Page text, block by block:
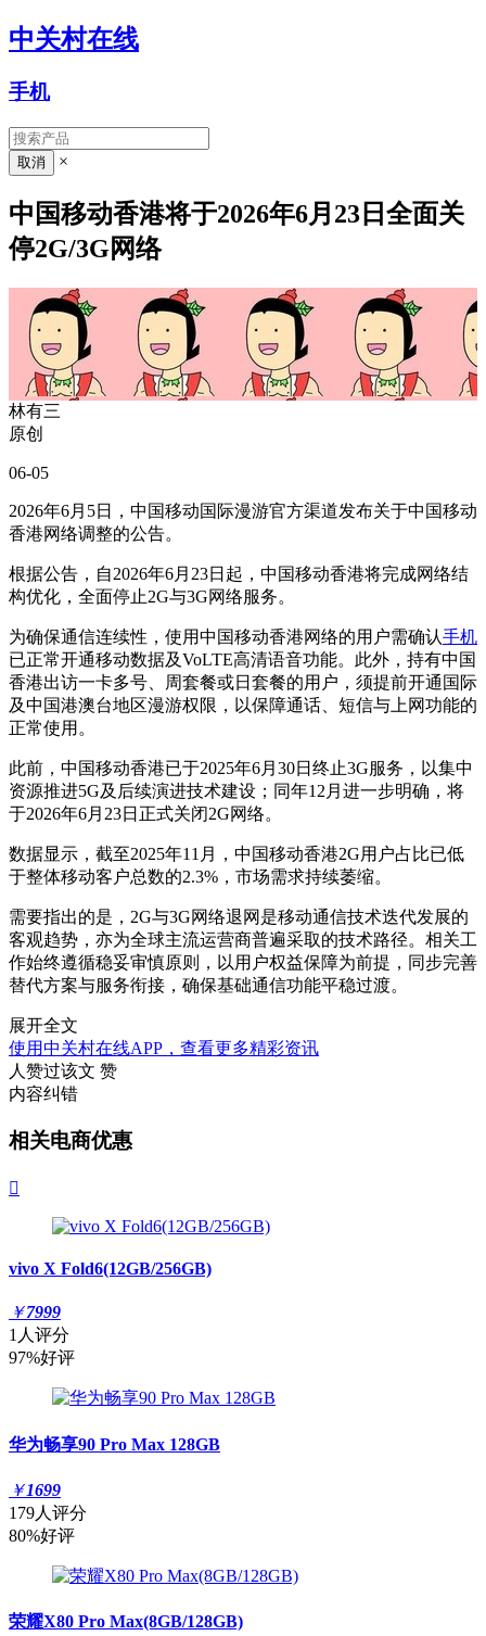
中关村在线
手机
×
中国移动香港将于2026年6月23日全面关
停2G/3G网络
林有三
原创
06-05
2026年6月5日，中国移动国际漫游官方渠道发布关于中国移动
香港网络调整的公告。
根据公告，自2026年6月23日起，中国移动香港将完成网络结
构优化，全面停止2G与3G网络服务。
为确保通信连续性，使用中国移动香港网络的用户需确认手机
已正常开通移动数据及VoLTE高清语音功能。此外，持有中国
香港出访一卡多号、周套餐或日套餐的用户，须提前开通国际
及中国港澳台地区漫游权限，以保障通话、短信与上网功能的
正常使用。
此前，中国移动香港已于2025年6月30日终止3G服务，以集中
资源推进5G及后续演进技术建设；同年12月进一步明确，将
于2026年6月23日正式关闭2G网络。
数据显示，截至2025年11月，中国移动香港2G用户占比已低
于整体移动客户总数的2.3%，市场需求持续萎缩。
需要指出的是，2G与3G网络退网是移动通信技术迭代发展的
客观趋势，亦为全球主流运营商普遍采取的技术路径。相关工
作始终遵循稳妥审慎原则，以用户权益保障为前提，同步完善
替代方案与服务衔接，确保基础通信功能平稳过渡。
展开全文
使用中关村在线APP，查看更多精彩资讯
人赞过该文 赞
内容纠错
相关电商优惠

vivo X Fold6(12GB/256GB)
￥7999
1人评分
97%好评
华为畅享90 Pro Max 128GB
￥1699
179人评分
80%好评
荣耀X80 Pro Max(8GB/128GB)